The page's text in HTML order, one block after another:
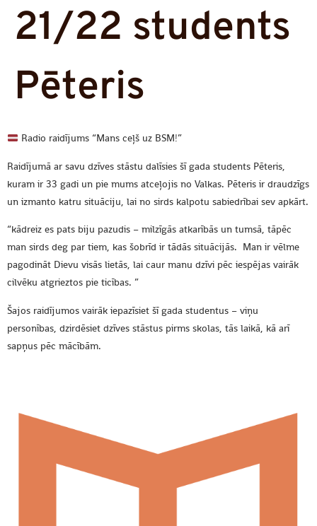
21/22 students
Pēteris
Radio raidījums “Mans ceļš uz BSM!”
Raidījumā ar savu dzīves stāstu dalīsies šī gada students Pēteris,
kuram ir 33 gadi un pie mums atceļojis no Valkas. Pēteris ir draudzīgs
un izmanto katru situāciju, lai no sirds kalpotu sabiedrībai sev apkārt.
“kādreiz es pats biju pazudis – milzīgās atkarībās un tumsā, tāpēc
man sirds deg par tiem, kas šobrīd ir tādās situācijās. Man ir vēlme
pagodināt Dievu visās lietās, lai caur manu dzīvi pēc iespējas vairāk
cilvēku atgrieztos pie ticības. ”
Šajos raidījumos vairāk iepazīsiet šī gada studentus – viņu
personības, dzirdēsiet dzīves stāstus pirms skolas, tās laikā, kā arī
sapņus pēc mācībām.